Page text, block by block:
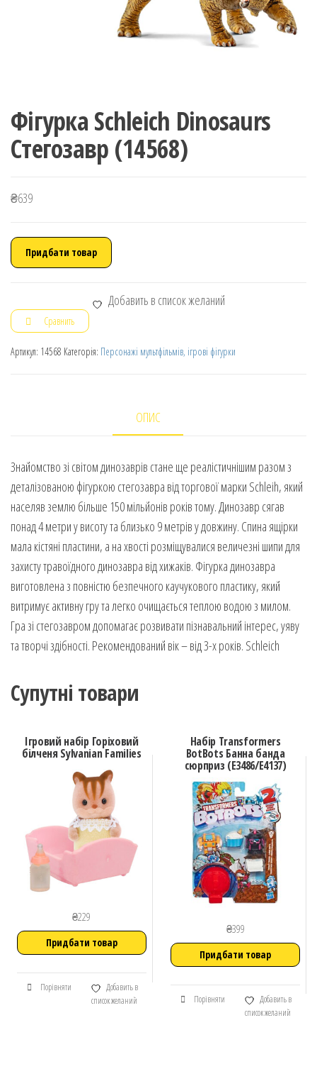
Фігурка Schleich Dinosaurs
Стегозавр (14568)
₴639
Придбати товар
Добавить в список желаний
Сравнить
Артикул: 14568 Категорія: Персонажі мультфільмів, ігрові фігурки
ОПИС
Знайомство зі світом динозаврів стане ще реалістичнішим разом з
деталізованою фігуркою стегозавра від торгової марки Schleih, який
населяв землю більше 150 мільйонів років тому. Динозавр сягав
понад 4 метри у висоту та близько 9 метрів у довжину. Спина ящірки
мала кістяні пластини, а на хвості розміщувалися величезні шипи для
захисту травоїдного динозавра від хижаків. Фігурка динозавра
виготовлена з повністю безпечного каучукового пластику, який
витримує активну гру та легко очищається теплою водою з милом.
Гра зі стегозавром допомагає розвивати пізнавальний інтерес, уяву
та творчі здібності. Рекомендований вік – від 3-х років. Schleich
Супутні товари
Ігровий набір Горіховий
білченя Sylvanian Families
₴229
Придбати товар
Порівняти
Добавить в
список желаний
Набір Transformers
BotBots Банна банда
сюрприз (E3486/E4137)
₴399
Придбати товар
Порівняти
Добавить в
список желаний